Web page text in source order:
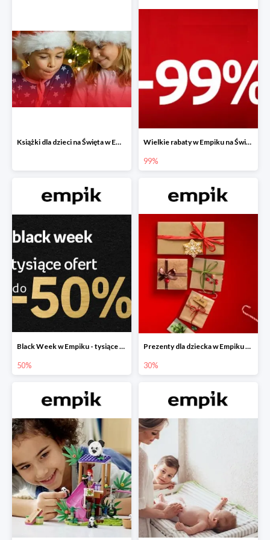
Książki dla dzieci na Święta w Empiku do -40% Wielkie rabaty w Empiku na Święta - piąty produkt -99%
99%
Black Week w Empiku - tysiące produktów do -50%
50%
Prezenty dla dziecka w Empiku do -30%
30%